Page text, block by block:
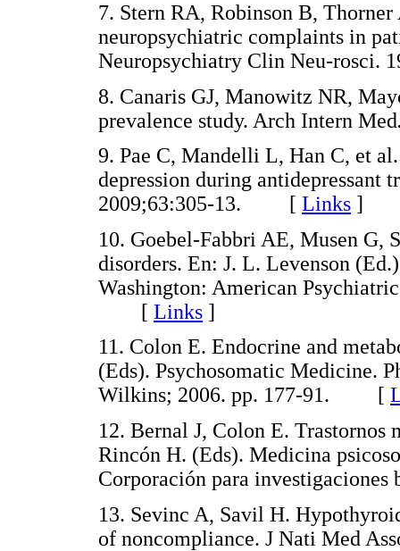
7. Stern RA, Robinson B,
neuropsychiatric complaints in
Neuropsychiatry Clin Neu-
8. Canaris GJ, Manowitz NR,
prevalence study. Arch Intern Med
9. Pae C, Mandelli L, Han C, et
depression during antidepressant
2009;63:305-13. [ Links ]
10. Goebel-Fabbri AE, Musen G,
disorders. En: J. L. Levenson
Washington: American
[ Links ]
11. Colon E. Endocrine and
(Eds). Psychosomatic Medicine.
Wilkins; 2006. pp. 177-91. [
12. Bernal J, Colon E. Trastornos
Rincón H. (Eds). Medicina
Corporación para
13. Sevinc A, Savil H.
of noncompliance. J Nati Med